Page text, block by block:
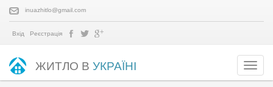
inuazhitlo@gmail.com
Вхід Реєстрація
ЖИТЛО В УКРАЇНІ